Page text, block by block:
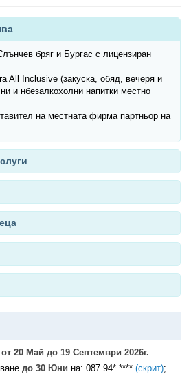
бряг и Бургас с лицензиран
All Inclusive (закуска, обяд, вечеря и
и нбезалкохолни напитки местно
на местната фирма партньор на
от 20 Май до 19 Септември 2026г.
до 30 Юни на: 087 94* **** (скрит);